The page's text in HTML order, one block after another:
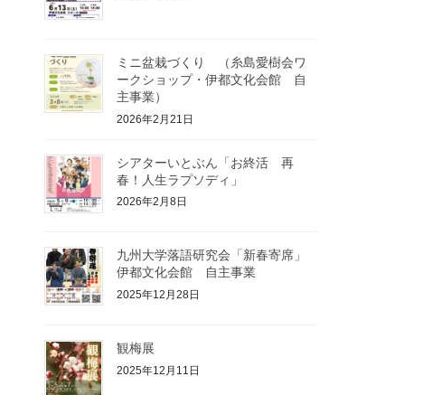
ミニ盆栽づくり （糸島愛樹会ワ
ークショップ・伊都文化会館 自
主事業）
2026年2月21日
シアターいとぶん「お終活 再
春！人生ラプソディ」
2026年2月8日
九州大学落語研究会「新春寄席」
伊都文化会館 自主事業
2025年12月28日
観梅展
2025年12月11日